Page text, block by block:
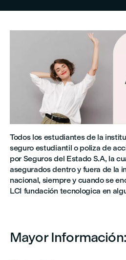
Todos los estudiantes de la
seguro estudiantil o poliza de
por Seguros del Estado S.A, la
asegurados dentro y fuera de la
nacional, siempre y cuando se
LCI fundación tecnologica en
Mayor Información: